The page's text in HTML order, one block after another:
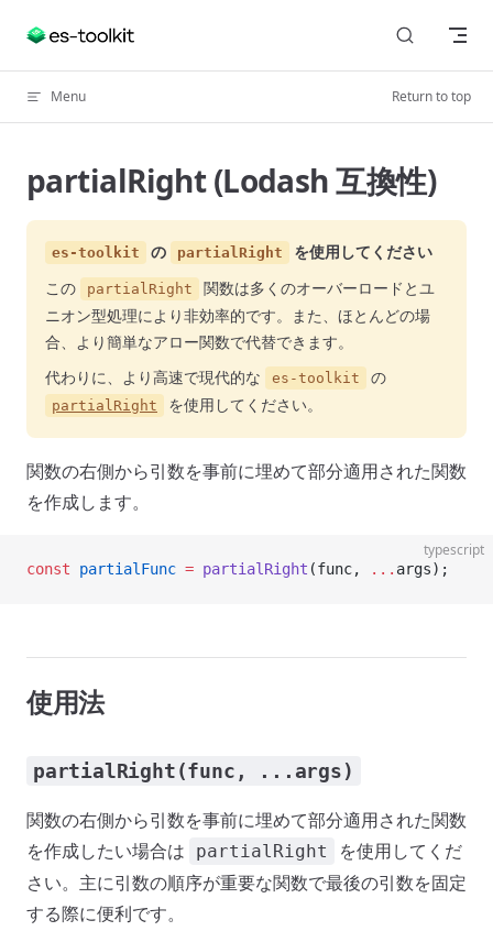
Skip to content
Menu Return to top
partialRight (Lodash 互換性)
es-toolkit の partialRight
を使用してください
この
partialRight
関数は多くのオーバーロードとユ
ニオン型処理により非効率的です。また、ほとんどの場
合、より簡単なアロー関数で代替できます。
代わりに、より高速で現代的な
es-toolkit の
partialRight を使用してください。
関数の右側から引数を事前に埋めて部分適用された関数
を作成します。
typescript
const partialFunc = partialRight (func, ... args);
使用法
partialRight(func, ...args)
関数の右側から引数を事前に埋めて部分適用された関数
を作成したい場合は
partialRight
を使用してくだ
さい。主に引数の順序が重要な関数で最後の引数を固定
する際に便利です。